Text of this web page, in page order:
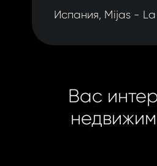
Испания, Mijas -
Вас